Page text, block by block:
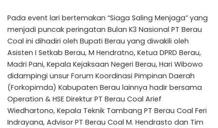
Pada event lari bertemakan “Siaga Saling Menjaga” yang
menjadi puncak peringatan Bulan K3 Nasional PT Berau
Coal ini dihadiri oleh Bupati Berau yang diwakili oleh
Asisten I Setkab Berau, M Hendratno, Ketua DPRD Berau,
Madri Pani, Kepala Kejaksaan Negeri Berau, Hari Wibowo
didampingi unsur Forum Koordinasi Pimpinan Daerah
(Forkopimda) Kabupaten Berau lainnya hadir bersama
Operation & HSE Direktur PT Berau Coal Arief
Wiedhartono, Kepala Teknik Tambang PT Berau Coal Feri
Indrayana, Advisor PT Berau Coal M. Hendrasto dan Tim